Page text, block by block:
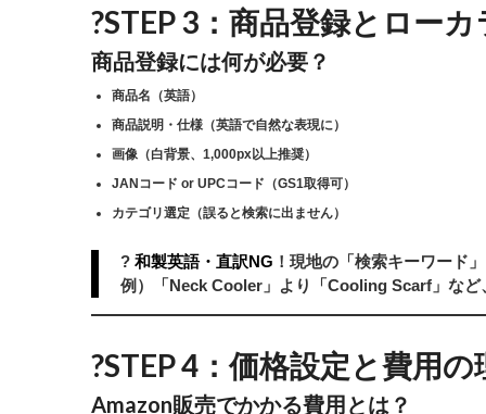
?STEP 3：商品登録とロー
商品登録には何が必要？
商品名（英語）
商品説明・仕様（英語で自然な表現に）
画像（白背景、1,000px以上推奨）
JANコード or UPCコード（GS1取得可）
カテゴリ選定（誤ると検索に出ません）
? 和製英語・直訳NG ！現地の「検索キーワード
例）「Neck Cooler」より「Cooling Scarf」など
?STEP 4：価格設定と費用の
Amazon販売でかかる費用とは？